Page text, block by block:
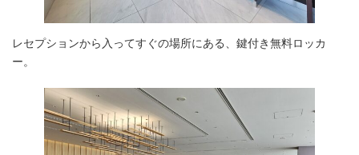
レセプションから入ってすぐの場所にある、鍵付き無料ロッカ
ー。